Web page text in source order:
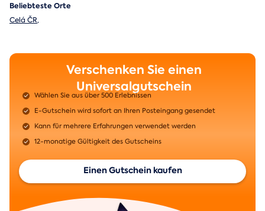
Beliebteste Orte
Celá ČR,
Verschenken Sie einen
Universalgutschein
Wählen Sie aus über 500 Erlebnissen
E-Gutschein wird sofort an Ihren Posteingang gesendet
Kann für mehrere Erfahrungen verwendet werden
12-monatige Gültigkeit des Gutscheins
Einen Gutschein kaufen